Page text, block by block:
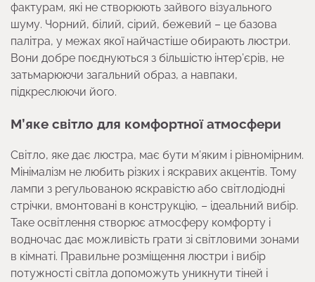
фактурам, які не створюють зайвого візуального
шуму. Чорний, білий, сірий, бежевий – це базова
палітра, у межах якої найчастіше обирають люстри.
Вони добре поєднуються з більшістю інтер’єрів, не
затьмарюючи загальний образ, а навпаки,
підкреслюючи його.
М’яке світло для комфортної атмосфери
Світло, яке дає люстра, має бути м’яким і рівномірним.
Мінімалізм не любить різких і яскравих акцентів. Тому
лампи з регульованою яскравістю або світлодіодні
стрічки, вмонтовані в конструкцію, – ідеальний вибір.
Таке освітлення створює атмосферу комфорту і
водночас дає можливість грати зі світловими зонами
в кімнаті. Правильне розміщення люстри і вибір
потужності світла допоможуть уникнути тіней і